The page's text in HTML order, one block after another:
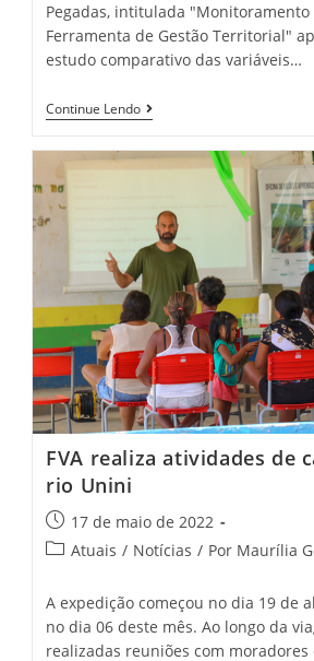
Pegadas, intitulada
Ferramenta de Gestão Territorial"
estudo comparativo das variáveis…
Continue Lendo
FVA realiza atividades de
rio Unini
17 de maio de 2022
Atuais / Notícias / Por Maurília
A expedição começou no dia 19 de
no dia 06 deste mês. Ao longo da
realizadas reuniões com moradores